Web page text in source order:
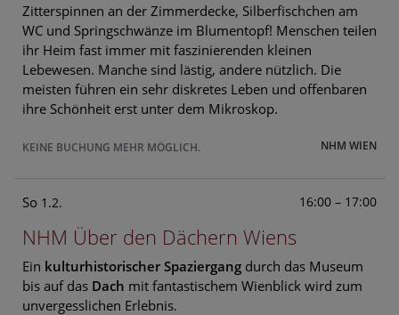
Zitterspinnen an der Zimmerdecke, Silberfischchen am
WC und Springschwänze im Blumentopf! Menschen teilen
ihr Heim fast immer mit faszinierenden kleinen
Lebewesen. Manche sind lästig, andere nützlich. Die
meisten führen ein sehr diskretes Leben und offenbaren
ihre Schönheit erst unter dem Mikroskop.
NHM WIEN
KEINE BUCHUNG MEHR MÖGLICH.
So 1.2. 16:00 – 17:00
NHM Über den Dächern Wiens
Ein kulturhistorischer Spaziergang durch das Museum
bis auf das Dach mit fantastischem Wienblick wird zum
unvergesslichen Erlebnis.